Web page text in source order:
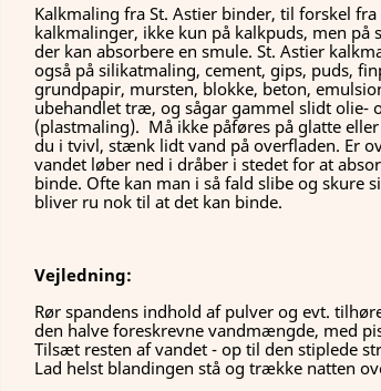
Kalkmaling fra St. Astier binder, til forskel
kalkmalinger, ikke kun på kalkpuds, men på
der kan absorbere en smule. St. Astier
også på silikatmaling, cement, gips, puds,
grundpapir, mursten, blokke, beton,
ubehandlet træ, og sågar gammel slidt olie-
(plastmaling). Må ikke påføres på glatte
du i tvivl, stænk lidt vand på overfladen. Er
vandet løber ned i dråber i stedet for at
binde. Ofte kan man i så fald slibe og skure
bliver ru nok til at det kan binde.
Vejledning:
Rør spandens indhold af pulver og evt.
den halve foreskrevne vandmængde, med
Tilsæt resten af vandet - op til den stiplede
Lad helst blandingen stå og trække natten